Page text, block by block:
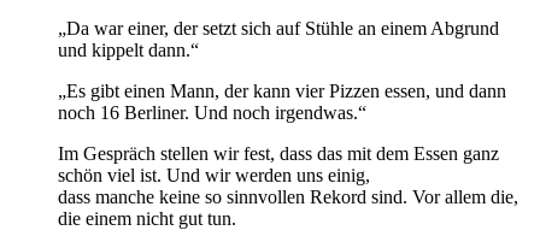
„Da war einer, der setzt sich auf Stühle an einem Abgrund
und kippelt dann.“
„Es gibt einen Mann, der kann vier Pizzen essen, und dann
noch 16 Berliner. Und noch irgendwas.“
Im Gespräch stellen wir fest, dass das mit dem Essen ganz
schön viel ist. Und wir werden uns einig,
dass manche keine so sinnvollen Rekord sind. Vor allem die,
die einem nicht gut tun.